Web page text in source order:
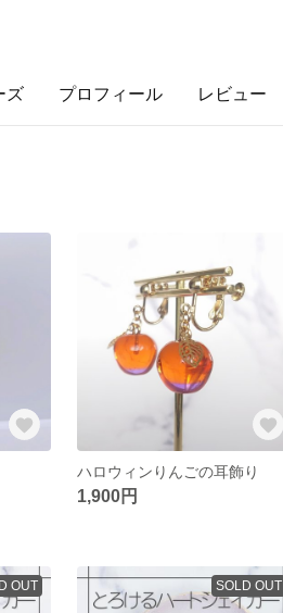
ズ プロフィール レビュー
ハロウィンりんごの耳飾り
1,900円
OUT SOLD OUT